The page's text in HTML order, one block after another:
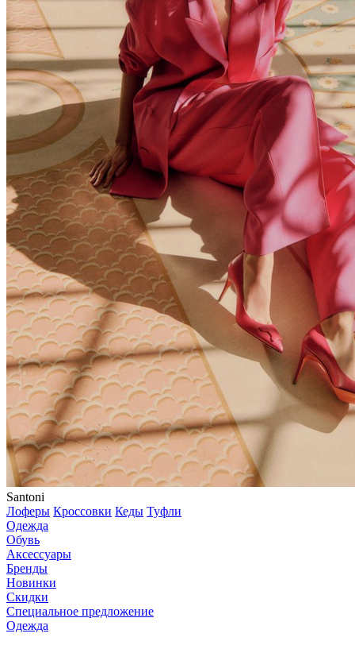
Santoni
Лоферы Кроссовки Кеды Туфли
Одежда
Обувь
Аксессуары
Бренды
Новинки
Скидки
Специальное предложение
Одежда